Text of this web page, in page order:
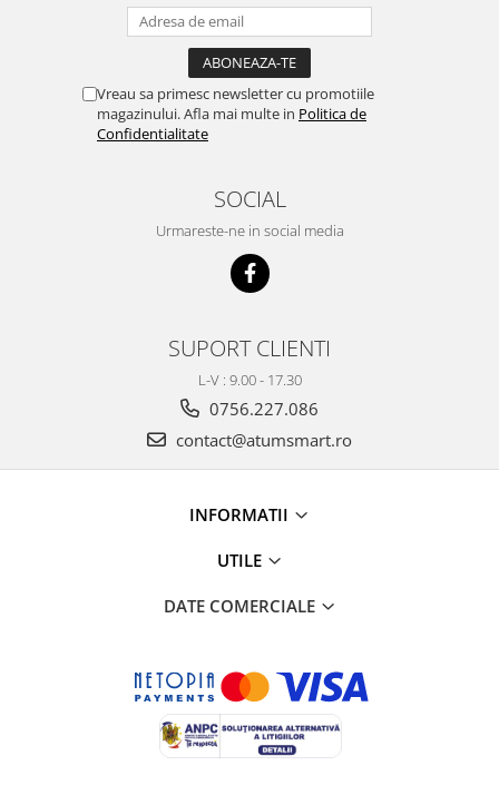
Vreau sa primesc newsletter cu promotiile
magazinului. Afla mai multe in Politica de
Confidentialitate
SOCIAL
Urmareste-ne in social media
SUPORT CLIENTI
L-V : 9.00 - 17.30
0756.227.086
contact@atumsmart.ro
INFORMATII
UTILE
DATE COMERCIALE